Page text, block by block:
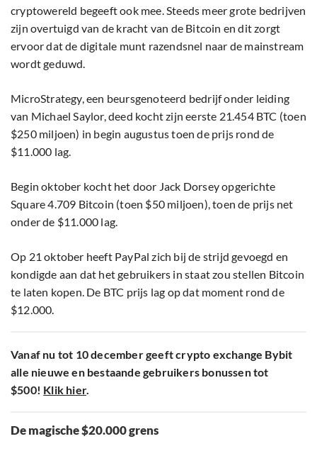
cryptowereld begeeft ook mee. Steeds meer grote bedrijven
zijn overtuigd van de kracht van de Bitcoin en dit zorgt
ervoor dat de digitale munt razendsnel naar de mainstream
wordt geduwd.
MicroStrategy, een beursgenoteerd bedrijf onder leiding
van Michael Saylor, deed kocht zijn eerste 21.454 BTC (toen
$250 miljoen) in begin augustus toen de prijs rond de
$11.000 lag.
Begin oktober kocht het door Jack Dorsey opgerichte
Square 4.709 Bitcoin (toen $50 miljoen), toen de prijs net
onder de $11.000 lag.
Op 21 oktober heeft PayPal zich bij de strijd gevoegd en
kondigde aan dat het gebruikers in staat zou stellen Bitcoin
te laten kopen. De BTC prijs lag op dat moment rond de
$12.000.
Vanaf nu tot 10 december geeft crypto exchange Bybit
alle nieuwe en bestaande gebruikers bonussen tot
$500! Klik hier.
De magische $20.000 grens